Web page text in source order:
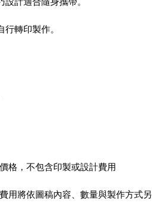
轉印製作。
格，不包含印製或設計費用
用將依圖稿內容、數量與製作方式另